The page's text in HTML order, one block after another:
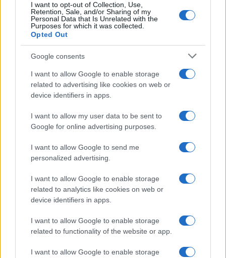
I want to opt-out of Collection, Use,
Retention, Sale, and/or Sharing of my
Personal Data that Is Unrelated with the
Purposes for which it was collected.
Opted Out
Google consents
I want to allow Google to enable storage
related to advertising like cookies on web or
device identifiers in apps.
I want to allow my user data to be sent to
Google for online advertising purposes.
I want to allow Google to send me
personalized advertising.
I want to allow Google to enable storage
related to analytics like cookies on web or
device identifiers in apps.
I want to allow Google to enable storage
related to functionality of the website or app.
I want to allow Google to enable storage
Dove la montagna incontra il cinema: i vincitori del
Cervino CineMountain
MILANOCORTINA26 (I LUOGHI)